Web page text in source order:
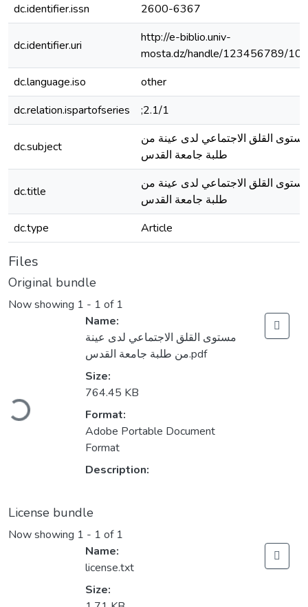
dc.identifier.issn
2600-6367
dc.identifier.uri
http://e-biblio.univ-
mosta.dz/handle/123456789/
dc.language.iso
other
dc.relation.ispartofseries
;2.1/1
dc.subject
القلق الاجتماعي لدى عينة من
طلبة جامعة القدس
dc.title
القلق الاجتماعي لدى عينة من
طلبة جامعة القدس
dc.type
Article
Files
Original bundle
Now showing 1 - 1 of 1
Loading...
Name:
مستوى القلق الاجتماعي لدى عينة
من طلبة جامعة القدس.pdf
Size:
764.45 KB
Format:
Adobe Portable Document
Format
Description:
License bundle
Now showing 1 - 1 of 1
Name:
license.txt
Size: